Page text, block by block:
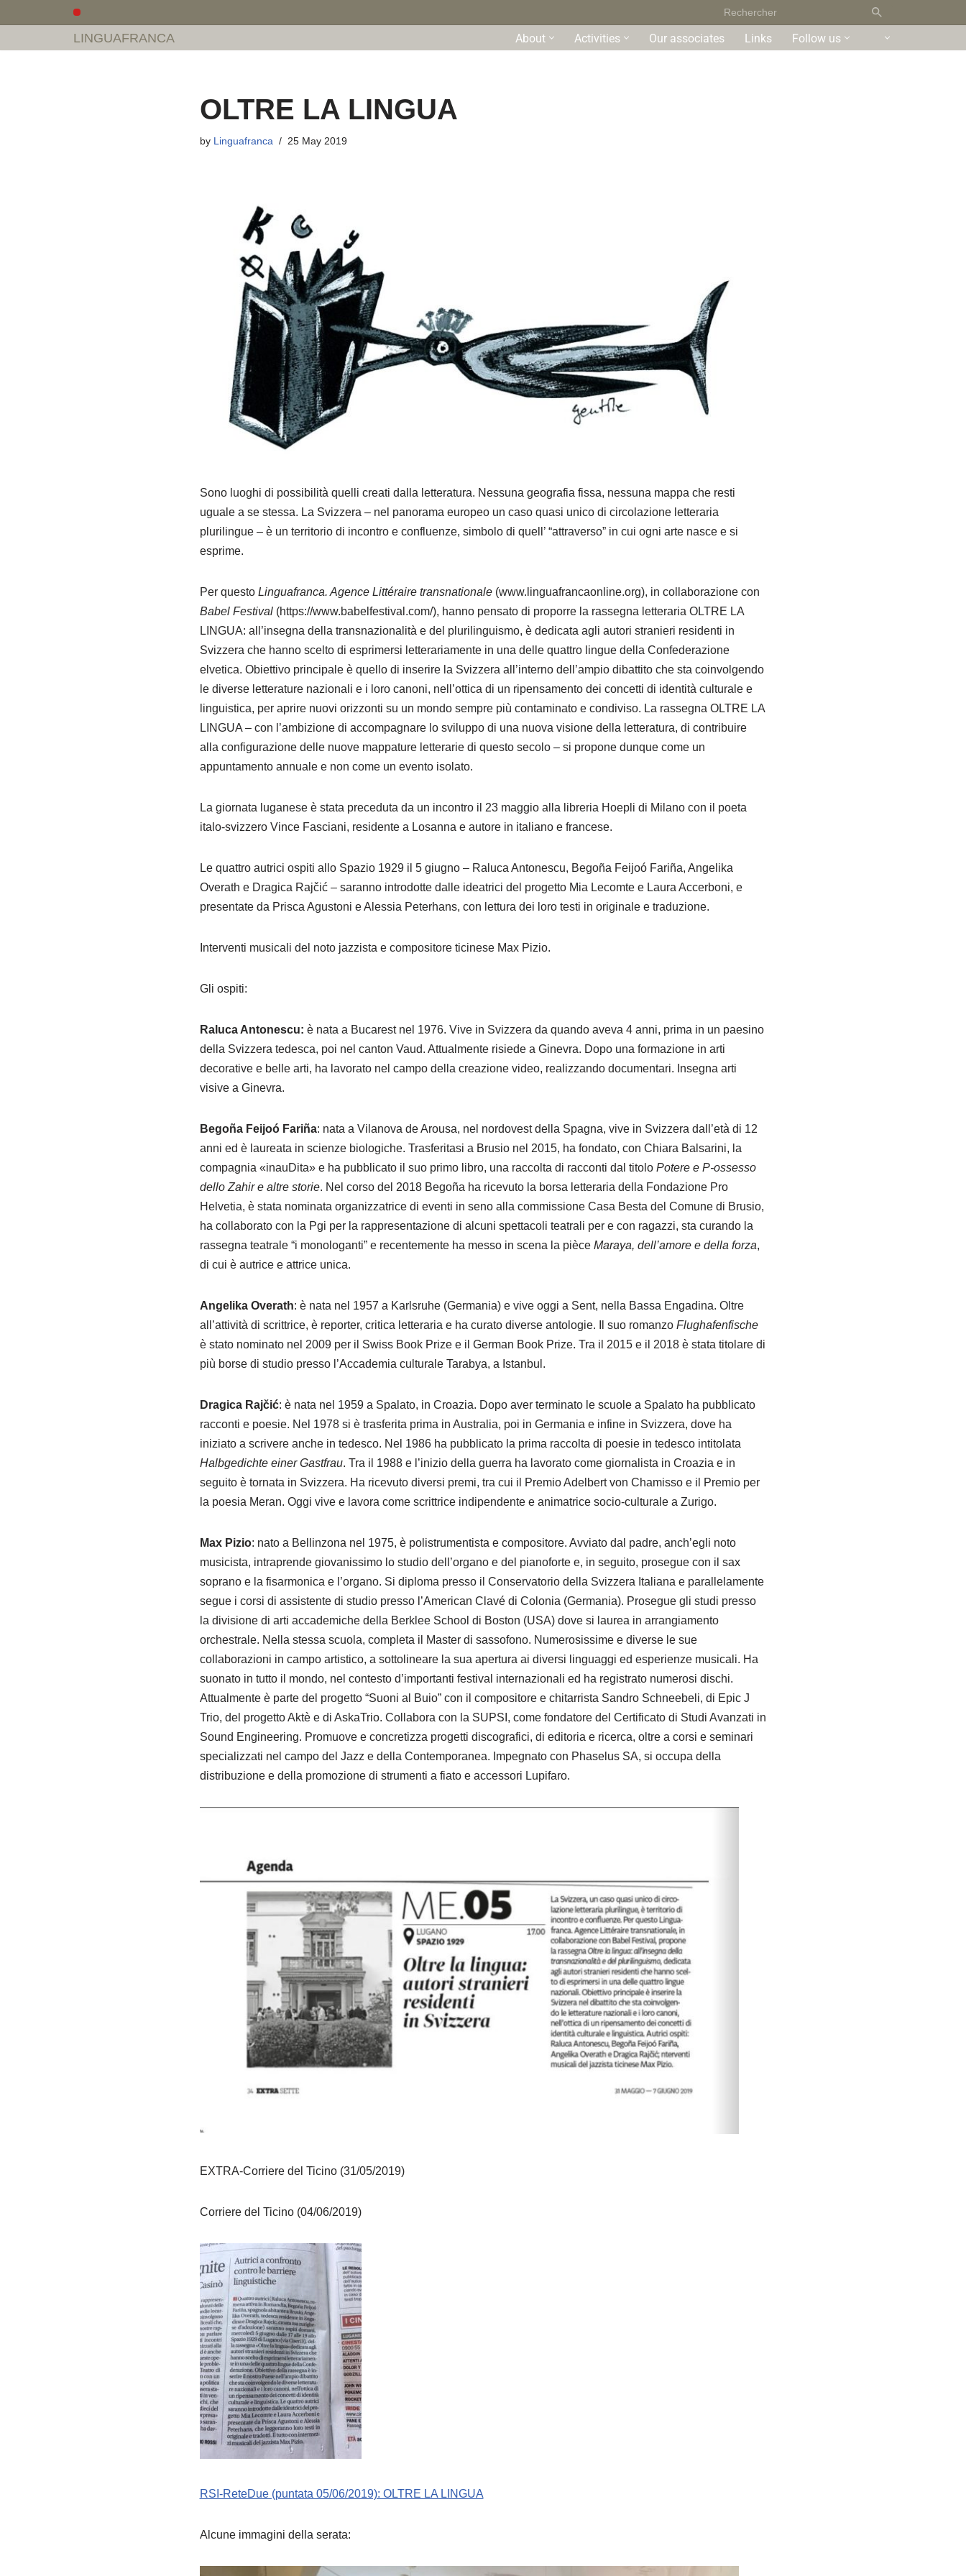
LINGUAFRANCA About Activities Our associates Links Follow us
OLTRE LA LINGUA
by Linguafranca 25 May 2019
Sono luoghi di possibilità quelli creati dalla letteratura. Nessuna geografia fissa, nessuna mappa che resti
uguale a se stessa. La Svizzera – nel panorama europeo un caso quasi unico di circolazione letteraria
plurilingue – è un territorio di incontro e confluenze, simbolo di quell’ “attraverso” in cui ogni arte nasce e si
esprime.
Per questo Linguafranca. Agence Littéraire transnationale (www.linguafrancaonline.org), in collaborazione con
Babel Festival (https://www.babelfestival.com/), hanno pensato di proporre la rassegna letteraria OLTRE LA
LINGUA: all’insegna della transnazionalità e del plurilinguismo, è dedicata agli autori stranieri residenti in
Svizzera che hanno scelto di esprimersi letterariamente in una delle quattro lingue della Confederazione
elvetica. Obiettivo principale è quello di inserire la Svizzera all’interno dell’ampio dibattito che sta coinvolgendo
le diverse letterature nazionali e i loro canoni, nell’ottica di un ripensamento dei concetti di identità culturale e
linguistica, per aprire nuovi orizzonti su un mondo sempre più contaminato e condiviso. La rassegna OLTRE LA
LINGUA – con l’ambizione di accompagnare lo sviluppo di una nuova visione della letteratura, di contribuire
alla configurazione delle nuove mappature letterarie di questo secolo – si propone dunque come un
appuntamento annuale e non come un evento isolato.
La giornata luganese è stata preceduta da un incontro il 23 maggio alla libreria Hoepli di Milano con il poeta
italo-svizzero Vince Fasciani, residente a Losanna e autore in italiano e francese.
Le quattro autrici ospiti allo Spazio 1929 il 5 giugno – Raluca Antonescu, Begoña Feijoó Fariña, Angelika
Overath e Dragica Rajčić – saranno introdotte dalle ideatrici del progetto Mia Lecomte e Laura Accerboni, e
presentate da Prisca Agustoni e Alessia Peterhans, con lettura dei loro testi in originale e traduzione.
Interventi musicali del noto jazzista e compositore ticinese Max Pizio.
Gli ospiti:
Raluca Antonescu: è nata a Bucarest nel 1976. Vive in Svizzera da quando aveva 4 anni, prima in un paesino
della Svizzera tedesca, poi nel canton Vaud. Attualmente risiede a Ginevra. Dopo una formazione in arti
decorative e belle arti, ha lavorato nel campo della creazione video, realizzando documentari. Insegna arti
visive a Ginevra.
Begoña Feijoó Fariña: nata a Vilanova de Arousa, nel nordovest della Spagna, vive in Svizzera dall’età di 12
anni ed è laureata in scienze biologiche. Trasferitasi a Brusio nel 2015, ha fondato, con Chiara Balsarini, la
compagnia «inauDita» e ha pubblicato il suo primo libro, una raccolta di racconti dal titolo Potere e P-ossesso
dello Zahir e altre storie. Nel corso del 2018 Begoña ha ricevuto la borsa letteraria della Fondazione Pro
Helvetia, è stata nominata organizzatrice di eventi in seno alla commissione Casa Besta del Comune di Brusio,
ha collaborato con la Pgi per la rappresentazione di alcuni spettacoli teatrali per e con ragazzi, sta curando la
rassegna teatrale “i monologanti” e recentemente ha messo in scena la pièce Maraya, dell’amore e della forza,
di cui è autrice e attrice unica.
Angelika Overath: è nata nel 1957 a Karlsruhe (Germania) e vive oggi a Sent, nella Bassa Engadina. Oltre
all’attività di scrittrice, è reporter, critica letteraria e ha curato diverse antologie. Il suo romanzo Flughafenfische
è stato nominato nel 2009 per il Swiss Book Prize e il German Book Prize. Tra il 2015 e il 2018 è stata titolare di
più borse di studio presso l’Accademia culturale Tarabya, a Istanbul.
Dragica Rajčić: è nata nel 1959 a Spalato, in Croazia. Dopo aver terminato le scuole a Spalato ha pubblicato
racconti e poesie. Nel 1978 si è trasferita prima in Australia, poi in Germania e infine in Svizzera, dove ha
iniziato a scrivere anche in tedesco. Nel 1986 ha pubblicato la prima raccolta di poesie in tedesco intitolata
Halbgedichte einer Gastfrau. Tra il 1988 e l’inizio della guerra ha lavorato come giornalista in Croazia e in
seguito è tornata in Svizzera. Ha ricevuto diversi premi, tra cui il Premio Adelbert von Chamisso e il Premio per
la poesia Meran. Oggi vive e lavora come scrittrice indipendente e animatrice socio-culturale a Zurigo.
Max Pizio: nato a Bellinzona nel 1975, è polistrumentista e compositore. Avviato dal padre, anch’egli noto
musicista, intraprende giovanissimo lo studio dell’organo e del pianoforte e, in seguito, prosegue con il sax
soprano e la fisarmonica e l’organo. Si diploma presso il Conservatorio della Svizzera Italiana e parallelamente
segue i corsi di assistente di studio presso l’American Clavé di Colonia (Germania). Prosegue gli studi presso
la divisione di arti accademiche della Berklee School di Boston (USA) dove si laurea in arrangiamento
orchestrale. Nella stessa scuola, completa il Master di sassofono. Numerosissime e diverse le sue
collaborazioni in campo artistico, a sottolineare la sua apertura ai diversi linguaggi ed esperienze musicali. Ha
suonato in tutto il mondo, nel contesto d’importanti festival internazionali ed ha registrato numerosi dischi.
Attualmente è parte del progetto “Suoni al Buio” con il compositore e chitarrista Sandro Schneebeli, di Epic J
Trio, del progetto Aktè e di AskaTrio. Collabora con la SUPSI, come fondatore del Certificato di Studi Avanzati in
Sound Engineering. Promuove e concretizza progetti discografici, di editoria e ricerca, oltre a corsi e seminari
specializzati nel campo del Jazz e della Contemporanea. Impegnato con Phaselus SA, si occupa della
distribuzione e della promozione di strumenti a fiato e accessori Lupifaro.
EXTRA-Corriere del Ticino (31/05/2019)
Corriere del Ticino (04/06/2019)
RSI-ReteDue (puntata 05/06/2019): OLTRE LA LINGUA
Alcune immagini della serata: